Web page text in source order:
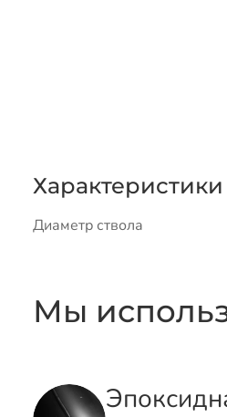
Характеристики
Диаметр ствола
Мы